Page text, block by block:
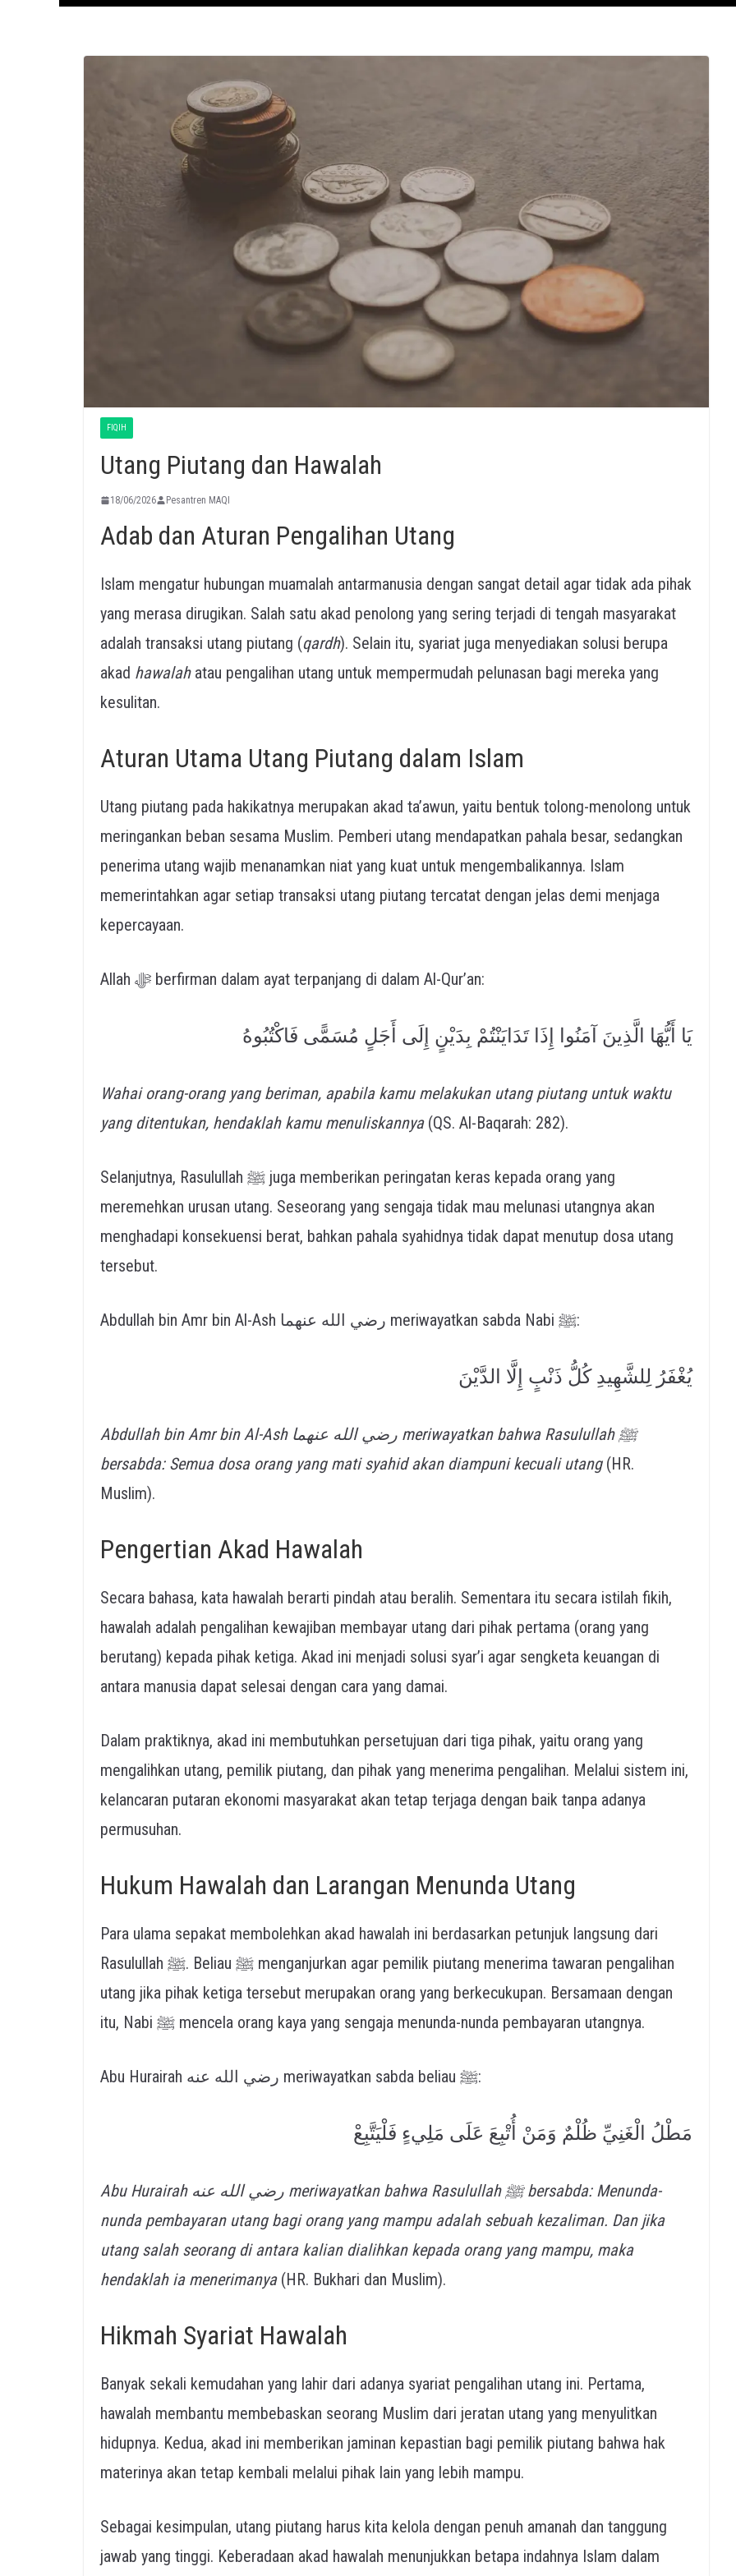
FIQIH
Utang Piutang dan Hawalah
18/06/2026 Pesantren MAQI
Adab dan Aturan Pengalihan Utang
Islam mengatur hubungan muamalah antarmanusia dengan sangat detail agar tidak ada pihak
yang merasa dirugikan. Salah satu akad penolong yang sering terjadi di tengah masyarakat
adalah transaksi utang piutang (qardh). Selain itu, syariat juga menyediakan solusi berupa
akad hawalahatau pengalihan utang untuk mempermudah pelunasan bagi mereka yang
kesulitan.
Aturan Utama Utang Piutang dalam Islam
Utang piutang pada hakikatnya merupakan akad ta’awun, yaitu bentuk tolong-menolong untuk
meringankan beban sesama Muslim. Pemberi utang mendapatkan pahala besar, sedangkan
penerima utang wajib menanamkan niat yang kuat untuk mengembalikannya. Islam
memerintahkan agar setiap transaksi utang piutang tercatat dengan jelas demi menjaga
kepercayaan.
Allah ﷻ berfirman dalam ayat terpanjang di dalam Al-Qur’an:
يَا أَيُّهَا الَّذِينَ آمَنُوا إِذَا تَدَايَنْتُمْ بِدَيْنٍ إِلَى أَجَلٍ مُسَمًّى فَاكْتُبُوهُ
Wahai orang-orang yang beriman, apabila kamu melakukan utang piutang untuk waktu
yang ditentukan, hendaklah kamu menuliskannya(QS. Al-Baqarah: 282).
Selanjutnya, Rasulullah ﷺ juga memberikan peringatan keras kepada orang yang
meremehkan urusan utang. Seseorang yang sengaja tidak mau melunasi utangnya akan
menghadapi konsekuensi berat, bahkan pahala syahidnya tidak dapat menutup dosa utang
tersebut.
Abdullah bin Amr bin Al-Ash رضي الله عنهما meriwayatkan sabda Nabi ﷺ:
يُغْفَرُ لِلشَّهِيدِ كُلُّ ذَنْبٍ إِلَّا الدَّيْنَ
Abdullah bin Amr bin Al-Ash رضي الله عنهما meriwayatkan bahwa Rasulullah ﷺ
bersabda: Semua dosa orang yang mati syahid akan diampuni kecuali utang(HR.
Muslim).
Pengertian Akad Hawalah
Secara bahasa, kata hawalah berarti pindah atau beralih. Sementara itu secara istilah fikih,
hawalah adalah pengalihan kewajiban membayar utang dari pihak pertama (orang yang
berutang) kepada pihak ketiga. Akad ini menjadi solusi syar’i agar sengketa keuangan di
antara manusia dapat selesai dengan cara yang damai.
Dalam praktiknya, akad ini membutuhkan persetujuan dari tiga pihak, yaitu orang yang
mengalihkan utang, pemilik piutang, dan pihak yang menerima pengalihan. Melalui sistem ini,
kelancaran putaran ekonomi masyarakat akan tetap terjaga dengan baik tanpa adanya
permusuhan.
Hukum Hawalah dan Larangan Menunda Utang
Para ulama sepakat membolehkan akad hawalah ini berdasarkan petunjuk langsung dari
Rasulullah ﷺ. Beliau ﷺ menganjurkan agar pemilik piutang menerima tawaran pengalihan
utang jika pihak ketiga tersebut merupakan orang yang berkecukupan. Bersamaan dengan
itu, Nabi ﷺ mencela orang kaya yang sengaja menunda-nunda pembayaran utangnya.
Abu Hurairah رضي الله عنه meriwayatkan sabda beliau ﷺ:
مَطْلُ الْغَنِيِّ ظُلْمٌ وَمَنْ أُتْبِعَ عَلَى مَلِيءٍ فَلْيَتَّبِعْ
Abu Hurairah رضي الله عنه meriwayatkan bahwa Rasulullah ﷺ bersabda: Menunda-
nunda pembayaran utang bagi orang yang mampu adalah sebuah kezaliman. Dan jika
utang salah seorang di antara kalian dialihkan kepada orang yang mampu, maka
hendaklah ia menerimanya(HR. Bukhari dan Muslim).
Hikmah Syariat Hawalah
Banyak sekali kemudahan yang lahir dari adanya syariat pengalihan utang ini. Pertama,
hawalah membantu membebaskan seorang Muslim dari jeratan utang yang menyulitkan
hidupnya. Kedua, akad ini memberikan jaminan kepastian bagi pemilik piutang bahwa hak
materinya akan tetap kembali melalui pihak lain yang lebih mampu.
Sebagai kesimpulan, utang piutang harus kita kelola dengan penuh amanah dan tanggung
jawab yang tinggi. Keberadaan akad hawalah menunjukkan betapa indahnya Islam dalam